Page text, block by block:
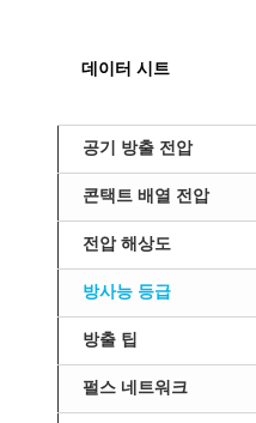
데이터 시트
공기 방출 전압
콘택트 배열 전압
전압 해상도
방사능 등급
방출 팁
펄스 네트워크